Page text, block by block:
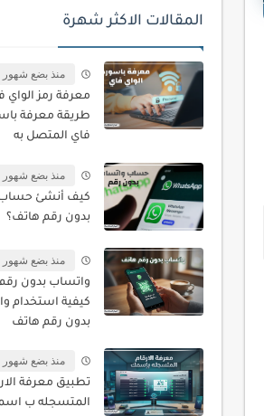
المقالات الاكثر شهرة
منذ بضع شهور
معرفة رمز الواي
طريقة معرفة
فاي المتصل به
منذ بضع شهور
كيف أنشئ
بدون رقم هاتف؟
منذ بضع شهور
واتساب بدون
كيفية استخدام
بدون رقم هاتف
منذ بضع شهور
تطبيق معرفة
المتسجله ب